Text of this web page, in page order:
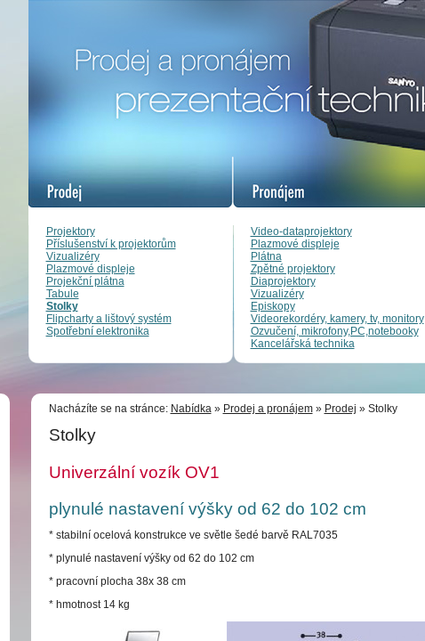
Projektory
Příslušenství k projektorům
Vizualizéry
Plazmové displeje
Projekční plátna
Tabule
Stolky
Flipcharty a lištový systém
Spotřební elektronika
Video-dataprojektory
Plazmové displeje
Plátna
Zpětné projektory
Diaprojektory
Vizualizéry
Episkopy
Videorekordéry, kamery, tv, monitory
Ozvučení, mikrofony,PC,notebooky
Kancelářská technika
Nacházíte se na stránce: Nabídka» Prodej a pronájem» Prodej » Stolky
Stolky
Univerzální vozík OV1
plynulé nastavení výšky od 62 do 102 cm
* stabilní ocelová konstrukce ve světle šedé barvě RAL7035
* plynulé nastavení výšky od 62 do 102 cm
* pracovní plocha 38x 38 cm
* hmotnost 14 kg